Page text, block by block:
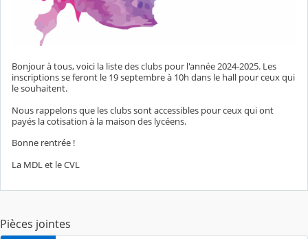
Bonjour à tous, voici la liste des clubs pour l'année 2024-2025. Les
inscriptions se feront le 19 septembre à 10h dans le hall pour ceux qui
le souhaitent.
Nous rappelons que les clubs sont accessibles pour ceux qui ont
payés la cotisation à la maison des lycéens.
Bonne rentrée !
La MDL et le CVL
Pièces jointes